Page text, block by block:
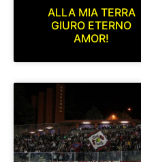
ALLA MIA TERRA
GIURO ETERNO
AMOR!